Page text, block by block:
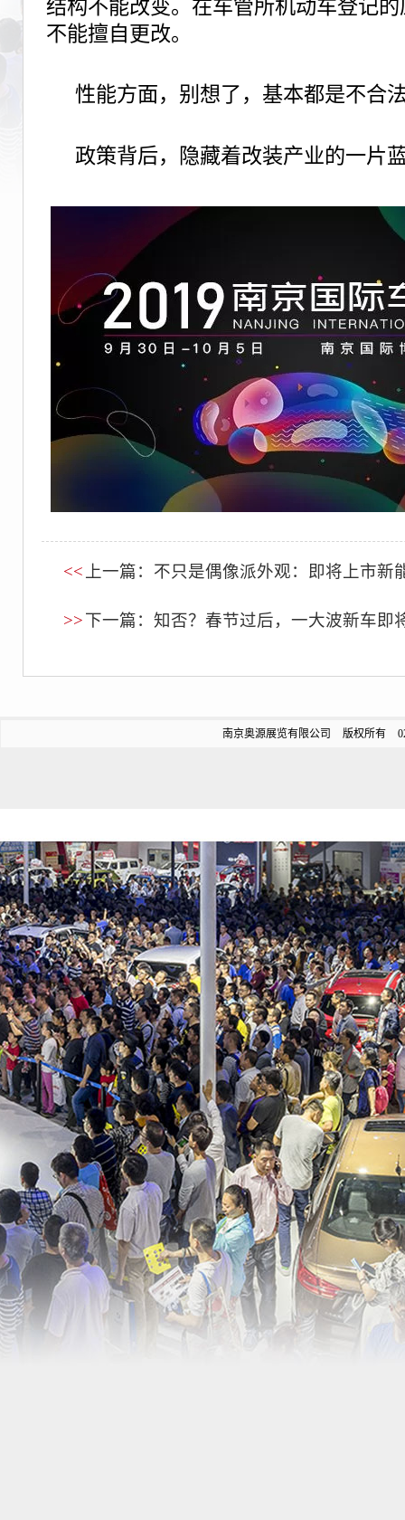
结构不能改变。在车管所机动车登记
不能擅自更改。
性能方面，别想了，基本都是不合
政策背后，隐藏着改装产业的一片
<< 上一篇：不只是偶像派外观：即将上市新
>>下一篇：知否？春节过后，一大波新车即
南京奥源展览有限公司 版权所有